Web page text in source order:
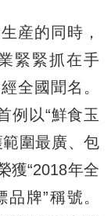
産的同時，
緊緊抓在手
全國聞名。
例以“鮮食玉
圍最廣、包
獲“2018年全
牌”稱號。